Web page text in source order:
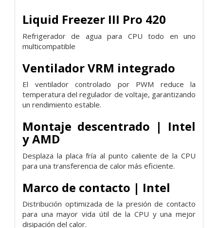
Liquid Freezer III Pro 420
Refrigerador de agua para CPU todo en uno
multicompatible
Ventilador VRM integrado
El ventilador controlado por PWM reduce la
temperatura del regulador de voltaje, garantizando
un rendimiento estable.
Montaje descentrado | Intel
y AMD
Desplaza la placa fría al punto caliente de la CPU
para una transferencia de calor más eficiente.
Marco de contacto | Intel
Distribución optimizada de la presión de contacto
para una mayor vida útil de la CPU y una mejor
disipación del calor.